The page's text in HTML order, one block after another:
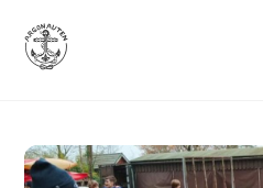
content